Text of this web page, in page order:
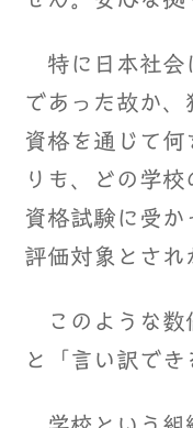
特に日本社会
であった故か
資格を通じて何
りも、どの学
資格試験に受
評価対象とされ
このような数
と「言い訳でき